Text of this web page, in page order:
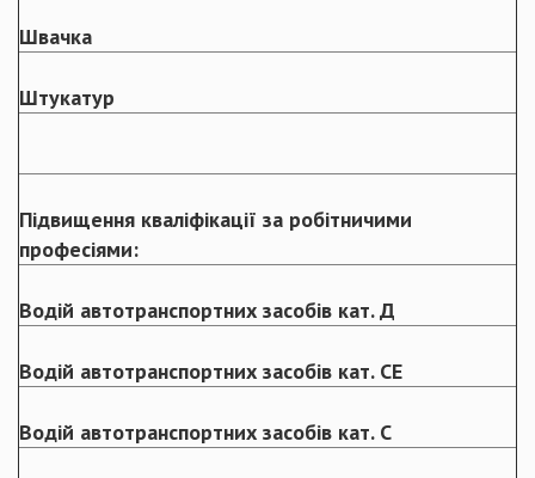
Швачка
Штукатур
Підвищення кваліфікації за робітничими
професіями:
Водій автотранспортних засобів кат. Д
Водій автотранспортних засобів кат. СЕ
Водій автотранспортних засобів кат. С